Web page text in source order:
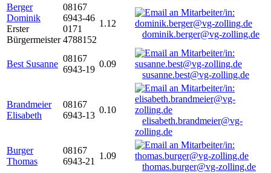
Berger
Dominik
Erster
Bürgermeister
08167
6943-46
0171
4788152
1.12
dominik.berger@vg-zolling.de
Best Susanne
08167
6943-19
0.09
susanne.best@vg-zolling.de
Brandmeier
Elisabeth
08167
6943-13
0.10
elisabeth.brandmeier@vg-
zolling.de
Burger
Thomas
08167
6943-21
1.09
thomas.burger@vg-zolling.de